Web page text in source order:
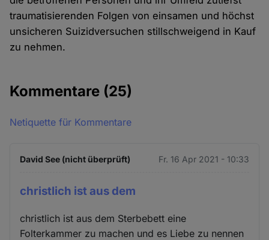
traumatisierenden Folgen von einsamen und höchst
unsicheren Suizidversuchen stillschweigend in Kauf
zu nehmen.
Kommentare (25)
Netiquette für Kommentare
David See (nicht überprüft) Fr. 16 Apr 2021 - 10:33
christlich ist aus dem
christlich ist aus dem Sterbebett eine
Folterkammer zu machen und es Liebe zu nennen